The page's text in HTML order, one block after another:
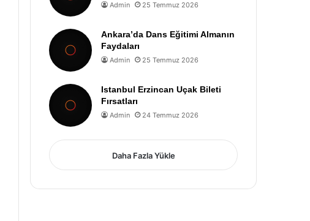
Admin 25 Temmuz 2026
Ankara’da Dans Eğitimi Almanın
Faydaları
Admin 25 Temmuz 2026
Istanbul Erzincan Uçak Bileti
Fırsatları
Admin 24 Temmuz 2026
Daha Fazla Yükle